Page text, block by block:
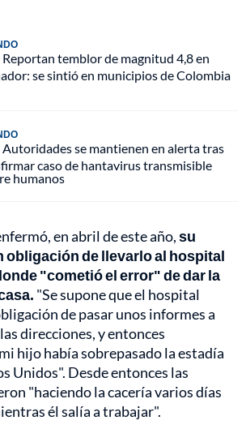
Reportan temblor de magnitud 4,8 en
se sintió en municipios de Colombia
Autoridades se mantienen en alerta tras
caso de hantavirus transmisible
humanos
en abril de este año,su
obligación de llevarlo al hospital
"cometió el error" de dar la
"Se supone que el hospital
de pasar unos informes a
direcciones, y entonces
hijo había sobrepasado la estadía
Unidos". Desde entonces las
"haciendo la cacería varios días
él salía a trabajar".